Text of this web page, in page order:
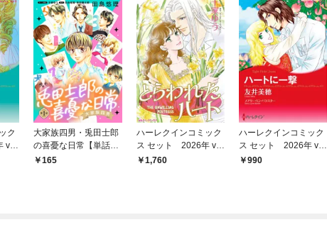
ク
大家族四男・兎田士郎
の喜憂な日常【単話
版】 第１話
165
ハーレクインコミック
ス セット 2026年 vo
l.1056
1,760
ハーレクインコミック
ス セット 2026年 vo
l.934
990